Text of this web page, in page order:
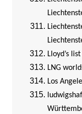
Lloyd’s
LNG
Los